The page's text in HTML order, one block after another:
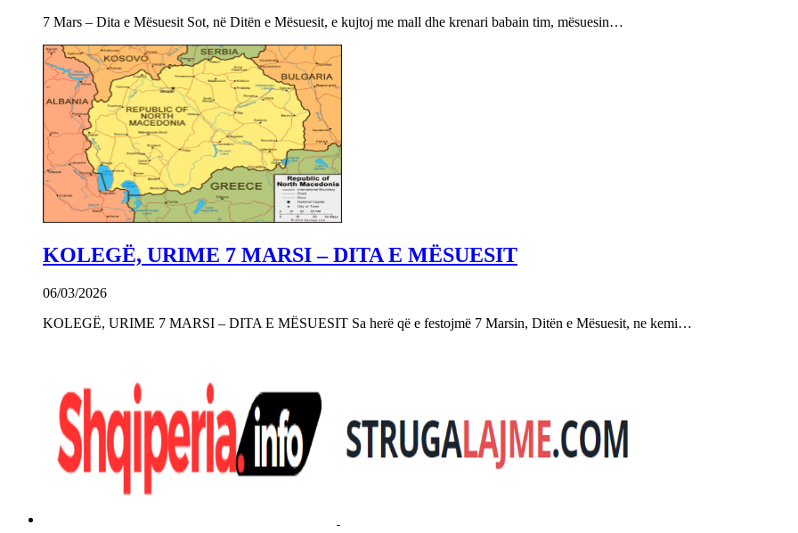
7 Mars – Dita e Mësuesit Sot, në Ditën e Mësuesit, e kujtoj me mall dhe krenari babain tim, mësuesin…
KOLEGË, URIME 7 MARSI – DITA E MËSUESIT
06/03/2026
KOLEGË, URIME 7 MARSI – DITA E MËSUESIT Sa herë që e festojmë 7 Marsin, Ditën e Mësuesit, ne kemi…